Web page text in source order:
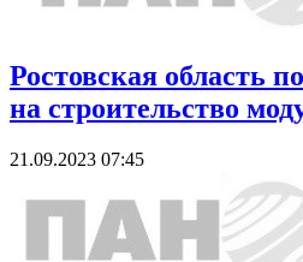
Ростовская область
на строительство
21.09.2023 07:45